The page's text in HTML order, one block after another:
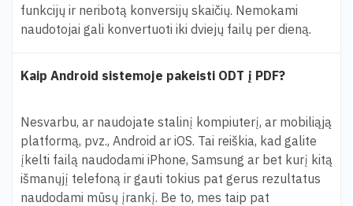
funkcijų ir neribotą konversijų skaičių. Nemokami
naudotojai gali konvertuoti iki dviejų failų per dieną.
Kaip Android sistemoje pakeisti ODT į PDF?
Nesvarbu, ar naudojate stalinį kompiuterį, ar mobiliąją
platformą, pvz., Android ar iOS. Tai reiškia, kad galite
įkelti failą naudodami iPhone, Samsung ar bet kurį kitą
išmanųjį telefoną ir gauti tokius pat gerus rezultatus
naudodami mūsų įrankį. Be to, mes taip pat